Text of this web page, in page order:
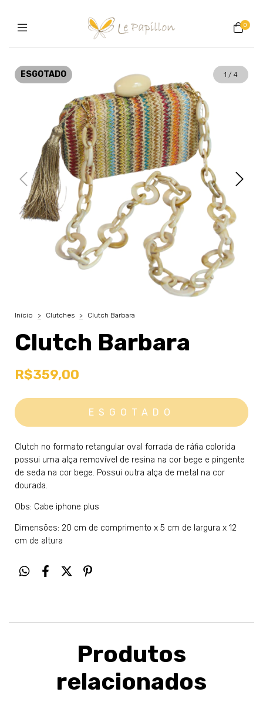
0
ESGOTADO 1 / 4
Início > Clutches > Clutch Barbara
Clutch Barbara
R$359,00
Clutch no formato retangular oval forrada de ráfia colorida
possui uma alça removível de resina na cor bege e pingente
de seda na cor bege. Possui outra alça de metal na cor
dourada.
Obs: Cabe iphone plus
Dimensões: 20 cm de comprimento x 5 cm de largura x 12
cm de altura
Produtos
relacionados